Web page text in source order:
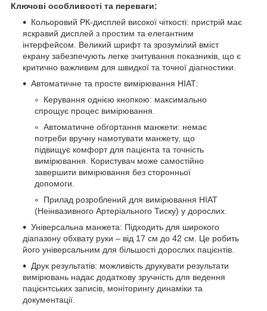
Ключові особливості та переваги:
Кольоровий РК-дисплей високої чіткості: пристрій має
яскравий дисплей з простим та елегантним
інтерфейсом. Великий шрифт та зрозумілий вміст
екрану забезпечують легке зчитування показників, що є
критично важливим для швидкої та точної діагностики.
Автоматичне та просте вимірювання НІАТ:
Керування однією кнопкою: максимально
спрощує процес вимірювання.
Автоматичне обгортання манжети: немає
потреби вручну намотувати манжету, що
підвищує комфорт для пацієнта та точність
вимірювання. Користувач може самостійно
завершити вимірювання без сторонньої
допомоги.
Прилад розроблений для вимірювання НІАТ
(Неінвазивного Артеріального Тиску) у дорослих.
Універсальна манжета: Підходить для широкого
діапазону обхвату руки – від 17 см до 42 см. Це робить
його універсальним для більшості дорослих пацієнтів.
Друк результатів: можливість друкувати результати
вимірювань надає додаткову зручність для ведення
пацієнтських записів, моніторингу динаміки та
документації.